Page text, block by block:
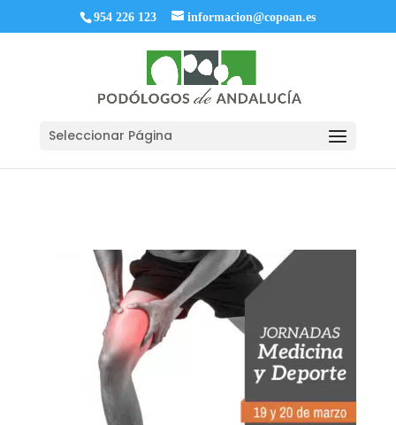
954 226 123 informacion@copoan.es
Seleccionar Página